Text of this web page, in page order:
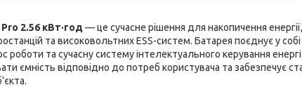
2.56 кВт·год — це сучасне рішення для накопичення
та високовольтних ESS-систем. Батарея поєднує у
роботи та сучасну систему інтелектуального керування
ємність відповідно до потреб користувача та забезпечує